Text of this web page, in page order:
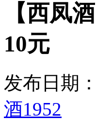
【西凤
10元
发布日期
酒1952